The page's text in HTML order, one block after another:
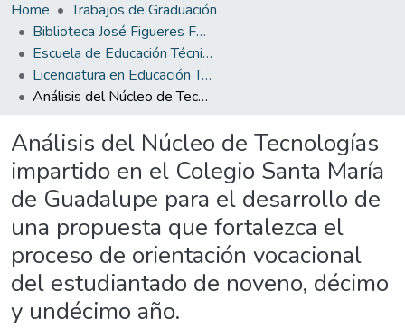
Home
Trabajos de Graduación
Biblioteca José Figueres Ferrer
Escuela de Educación Técnica
Licenciatura en Educación Técnica
Análisis del Núcleo de Tecnologías impartido en el Colegio Santa María de Guadalupe para el desarrollo de una propuesta que fortalezca el proceso de orientación vocacional del estudiantado de noveno, décimo y undécimo año.
Análisis del Núcleo de Tecnologías
impartido en el Colegio Santa María
de Guadalupe para el desarrollo de
una propuesta que fortalezca el
proceso de orientación vocacional
del estudiantado de noveno, décimo
y undécimo año.